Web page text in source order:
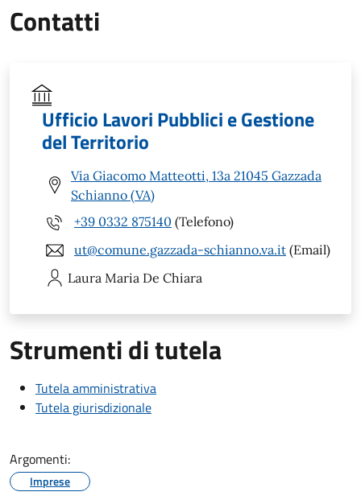
Contatti
Ufficio Lavori Pubblici e Gestione
del Territorio
Via Giacomo Matteotti, 13a 21045 Gazzada
Schianno (VA)
+39 0332 875140 (Telefono)
ut@comune.gazzada-schianno.va.it (Email)
Laura Maria De Chiara
Strumenti di tutela
Tutela amministrativa
Tutela giurisdizionale
Argomenti:
Imprese